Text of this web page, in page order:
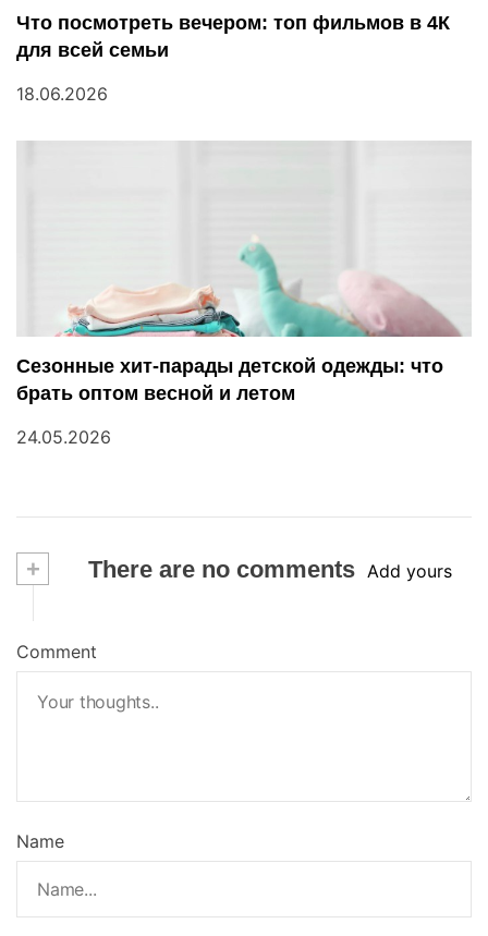
Что посмотреть вечером: топ фильмов в 4К
для всей семьи
18.06.2026
Сезонные хит-парады детской одежды: что
брать оптом весной и летом
24.05.2026
+ There are no comments Add yours
Comment
Name